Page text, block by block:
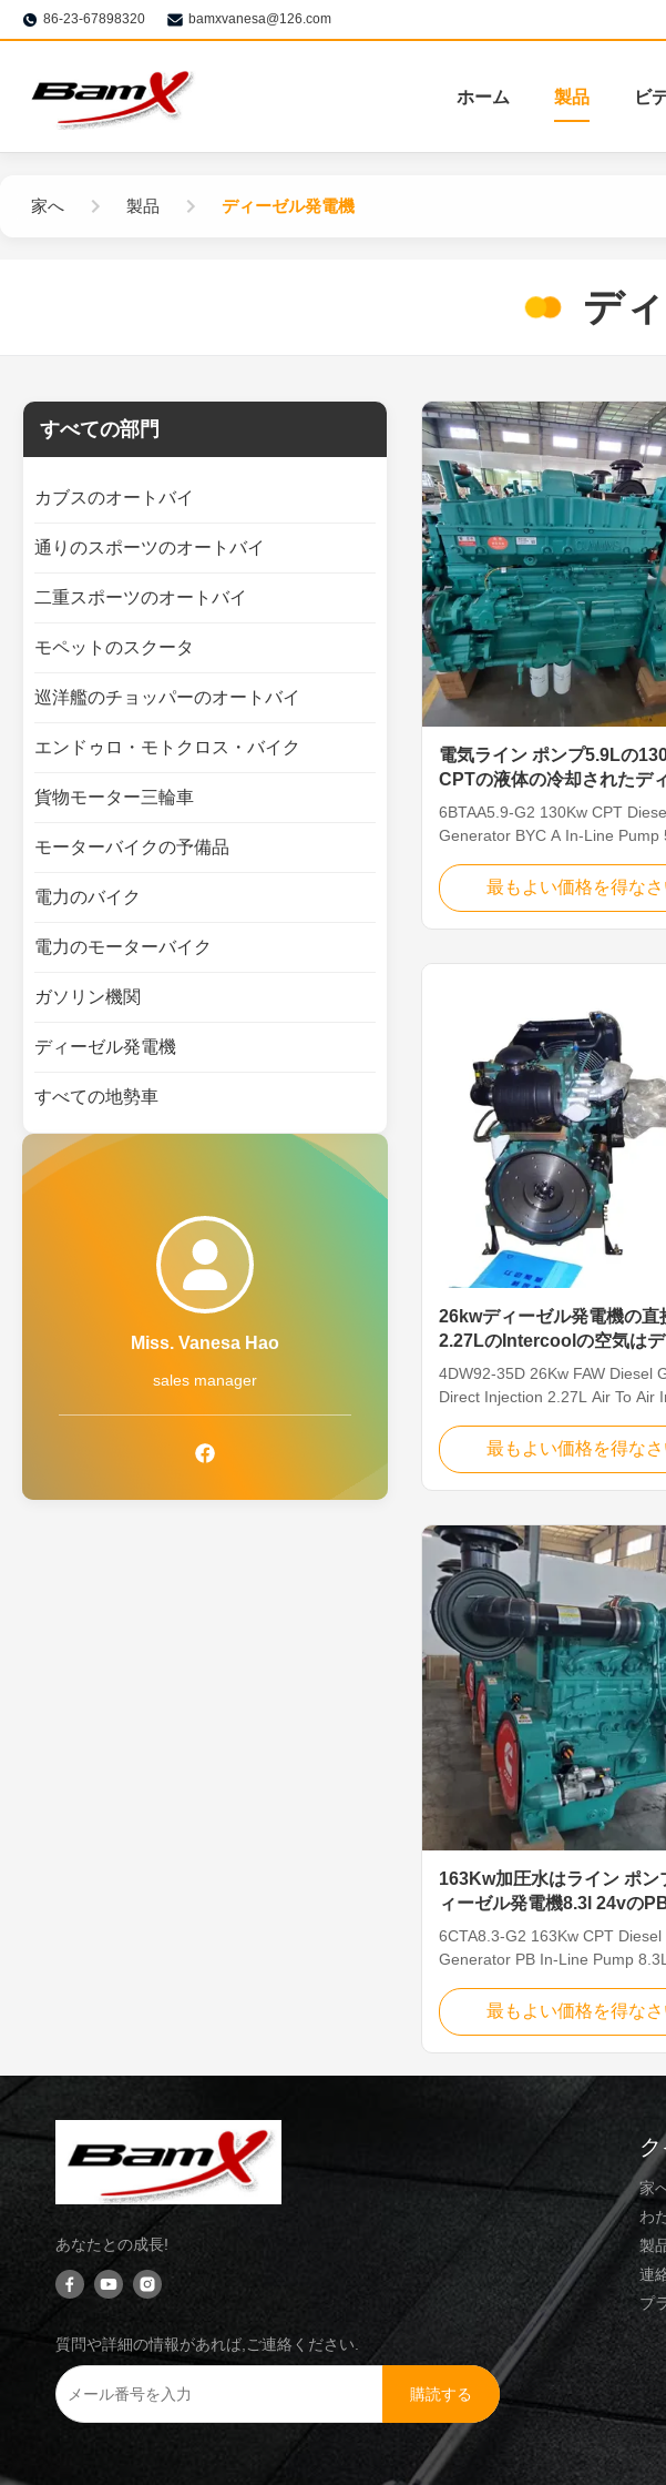
86-23-67898320 bamxvanesa@126.com
ホーム 製品 ビ
家へ 製品 ディーゼル発電機
デ
すべての部門
カブスのオートバイ
通りのスポーツのオートバイ
二重スポーツのオートバイ
モペットのスクータ
巡洋艦のチョッパーのオートバイ
エンドゥロ・モトクロス・バイク
貨物モーター三輪車
モーターバイクの予備品
電力のバイク
電力のモーターバイク
ガソリン機関
ディーゼル発電機
すべての地勢車
Miss. Vanesa Hao
sales manager
電気ライン ポンプ5.9Lの
CPTの液体の冷却されたデ
発電機BYC A
6BTAA5.9-G2 130Kw CPT
Generator BYC A In-Line Pump
Brand: CPT Oil capacity(L): 16.4
6BTAA5.9-G2 Oil pressure: 345
arrangement: L type Oil
最もよい価格を得なさ
26kwディーゼル発電機の直
2.27LのIntercoolの空気は
ル発電機を冷却した
4DW92-35D 26Kw FAW Diesel
Direct Injection 2.27L Air To Air
Oil capacity(L): 9 Model:
pressure: 345 Cylinder
type Oil temperature: 121
Cylinder: 4 Cooling mode: ...
最もよい価格を得なさ
163Kw加圧水はライン ポン
ィーゼル発電機8.3l 24vの
した
6CTA8.3-G2 163Kw CPT Diesel
Generator PB In-Line Pump 8.3L
Specification Brand: CPT Oil
23.8 Model: 6CTA8.3-G2 Oil
276-141 Cylinder arrangement:
Oil temperature: 121
Fuel system: PB in-line pump
最もよい価格を得なさ
あなたとの成長!
質問や詳細の情報があれば,ご連絡ください.
購読する
家
わ
製
連
プ